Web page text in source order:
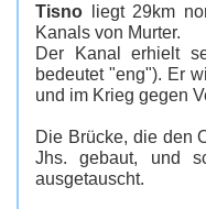
Tisno liegt 29km
Kanals von Murter.
Der Kanal erhielt
bedeutet "eng"). Er
und im Krieg gegen
Die Brücke, die den
Jhs. gebaut, und
ausgetauscht.